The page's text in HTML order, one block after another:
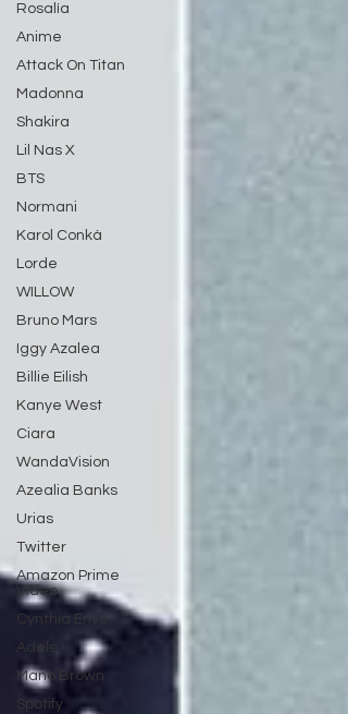
Rosalía
Anime
Attack On Titan
Madonna
Shakira
Lil Nas X
BTS
Normani
Karol Conká
Lorde
WILLOW
Bruno Mars
Iggy Azalea
Billie Eilish
Kanye West
Ciara
WandaVision
Azealia Banks
Urias
Twitter
Amazon Prime
Video
Cynthia Erivo
Adele
Mano Brown
Spotify